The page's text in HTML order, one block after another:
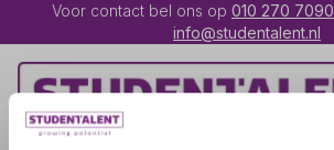
Voor contact bel ons op 010 270 7090
info@studentalent.nl